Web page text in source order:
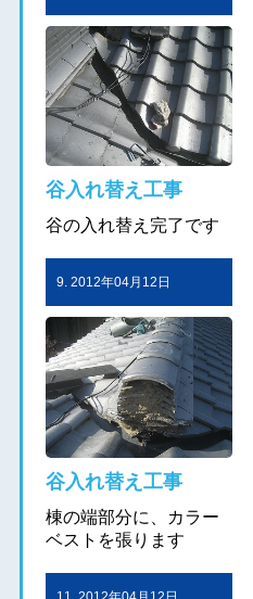
谷入れ替え工事
谷の入れ替え完了です
9. 2012年04月12日
谷入れ替え工事
棟の端部分に、カラー
ベストを張ります